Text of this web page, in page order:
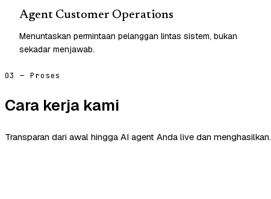
Agent Customer Operations
Menuntaskan permintaan pelanggan lintas sistem, bukan
sekadar menjawab.
03 — Proses
Cara kerja kami
Transparan dari awal hingga AI agent Anda live dan menghasilkan.